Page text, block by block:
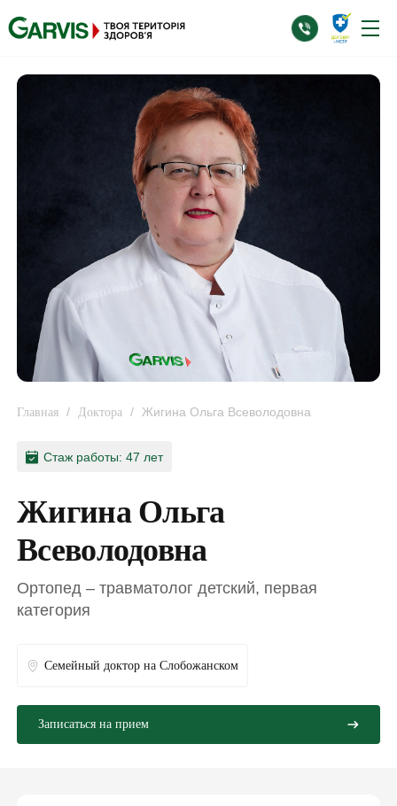
Главная / Доктора / Жигина Ольга Всеволодовна
Стаж работы: 47 лет
Жигина Ольга
Всеволодовна
Ортопед – травматолог детский, первая
категория
Семейный доктор на Слобожанском
Записаться на прием